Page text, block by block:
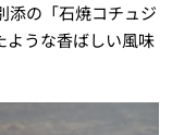
添の「石焼コチュジ
ような香ばしい風味